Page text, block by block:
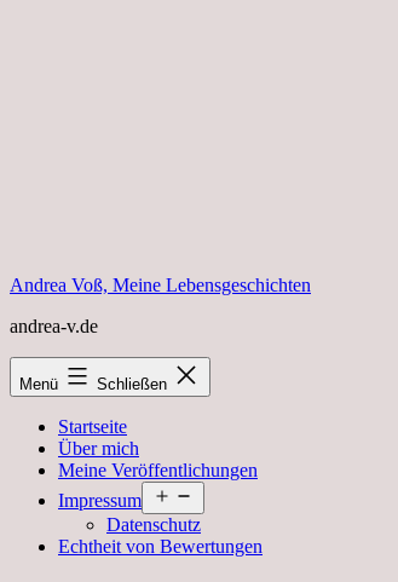
Andrea Voß, Meine Lebensgeschichten
andrea-v.de
Menü Schließen
Startseite
Über mich
Meine Veröffentlichungen
Impressum
öffnen
Datenschutz
Echtheit von Bewertungen